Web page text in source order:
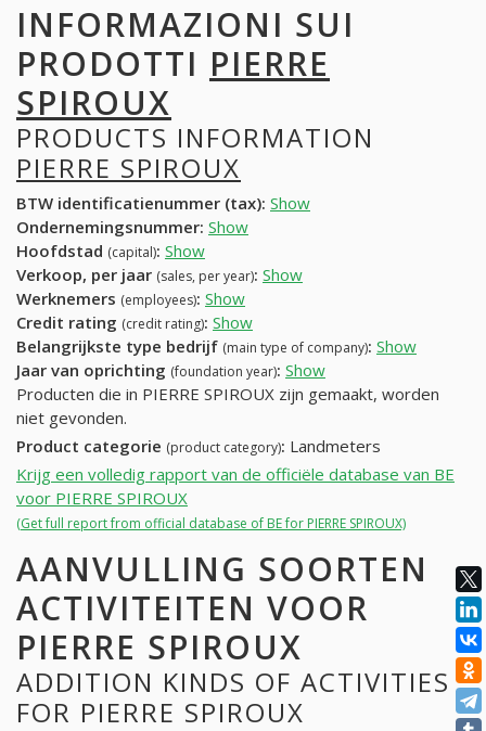
INFORMAZIONI SUI
PRODOTTI PIERRE
SPIROUX
PRODUCTS INFORMATION
PIERRE SPIROUX
BTW identificatienummer (tax): Show
Ondernemingsnummer: Show
Hoofdstad (capital): Show
Verkoop, per jaar (sales, per year): Show
Werknemers (employees): Show
Credit rating (credit rating): Show
Belangrijkste type bedrijf (main type of company): Show
Jaar van oprichting (foundation year): Show
Producten die in PIERRE SPIROUX zijn gemaakt, worden
niet gevonden.
Product categorie (product category): Landmeters
Krijg een volledig rapport van de officiële database van BE
voor PIERRE SPIROUX
(Get full report from official database of BE for PIERRE SPIROUX)
AANVULLING SOORTEN
ACTIVITEITEN VOOR
PIERRE SPIROUX
ADDITION KINDS OF ACTIVITIES
FOR PIERRE SPIROUX